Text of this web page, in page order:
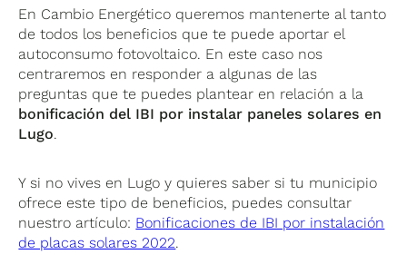
En Cambio Energético queremos mantenerte al tanto
de todos los beneficios que te puede aportar el
autoconsumo fotovoltaico. En este caso nos
centraremos en responder a algunas de las
preguntas que te puedes plantear en relación a la
bonificación del IBI por instalar paneles solares en
Lugo.
Y si no vives en Lugo y quieres saber si tu municipio
ofrece este tipo de beneficios, puedes consultar
nuestro artículo: Bonificaciones de IBI por instalación
de placas solares 2022.